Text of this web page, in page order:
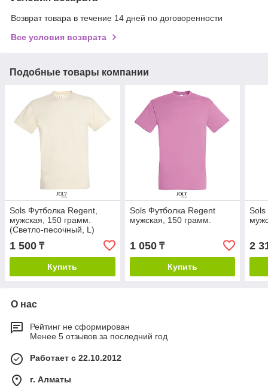
Возврат товара в течение 14 дней по договоренности
Все условия возврата
Подобные товары компании
Sols Футболка Regent,
мужская, 150 грамм.
(Cветло-песочный, L)
1 500 ₸
Купить
Sols Футболка Regent
мужская, 150 грамм.
1 050₸
Купить
Sols
2
О нас
Рейтинг не сформирован
Менее 5 отзывов за последний год
Работает с 22.10.2012
г. Алматы